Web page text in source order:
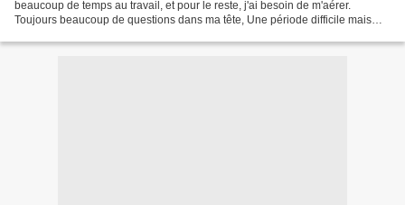
beaucoup de temps au travail, et pour le reste, j'ai besoin de m'aérer.
Toujours beaucoup de questions dans ma tête, Une période difficile mais